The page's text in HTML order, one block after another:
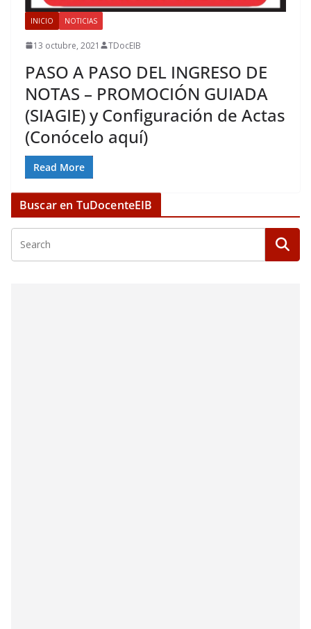
INICIO NOTICIAS
13 octubre, 2021 TDocEIB
PASO A PASO DEL INGRESO DE
NOTAS – PROMOCIÓN GUIADA
(SIAGIE) y Configuración de Actas
(Conócelo aquí)
Read More
Buscar en TuDocenteEIB